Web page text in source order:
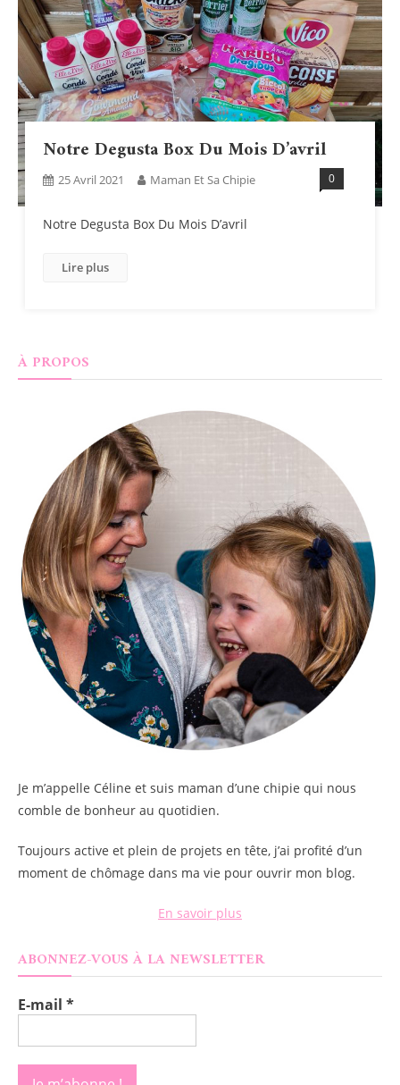
Notre Degusta Box Du Mois D’avril
25 Avril 2021 Maman Et Sa Chipie 0
Notre Degusta Box Du Mois D’avril
Lire plus
À PROPOS
Je m’appelle Céline et suis maman d’une chipie qui nous
comble de bonheur au quotidien.
Toujours active et plein de projets en tête, j’ai profité d’un
moment de chômage dans ma vie pour ouvrir mon blog.
En savoir plus
ABONNEZ-VOUS À LA NEWSLETTER
E-mail *